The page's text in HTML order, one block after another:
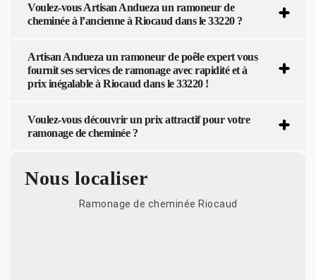
Voulez-vous Artisan Andueza un ramoneur de
cheminée à l’ancienne à Riocaud dans le 33220 ?
Artisan Andueza un ramoneur de poêle expert vous
fournit ses services de ramonage avec rapidité et à
prix inégalable à Riocaud dans le 33220 !
Voulez-vous découvrir un prix attractif pour votre
ramonage de cheminée ?
Nous localiser
Ramonage de cheminée Riocaud